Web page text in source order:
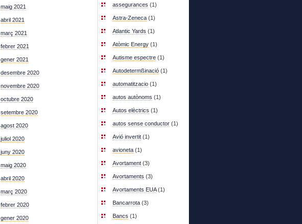
maig 2021
abril 2021
març 2021
febrer 2021
gener 2021
desembre 2020
novembre 2020
octubre 2020
setembre 2020
agost 2020
juliol 2020
juny 2020
maig 2020
abril 2020
març 2020
febrer 2020
gener 2020
assegurances (1)
Astra-Zeneca (1)
Atlantic Yards (1)
Atòmic Energy (1)
Autisme espectre (1)
Autodetermßinació (1)
automatitzacio (1)
autos autònoms (1)
Autos elèctrics (1)
autos sense conductor (1)
Avió invertit (1)
avioneta (1)
Avortament (3)
Avortaments (3)
Avortaments EUA(1)
Bancarrota (3)
Bancs (1)